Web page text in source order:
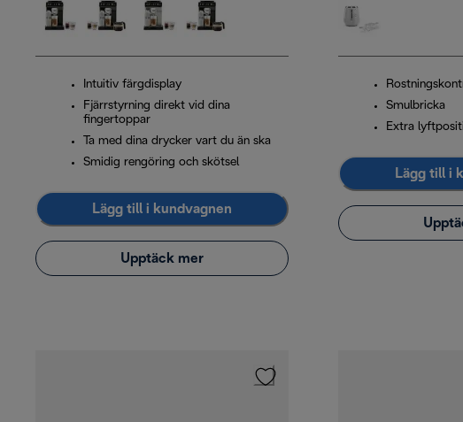
Intuitiv färgdisplay
Fjärrstyrning direkt vid dina
fingertoppar
Ta med dina drycker vart du än ska
Smidig rengöring och skötsel
Lägg till i kundvagnen
Upptäck mer
Smulbricka
Extra
Lägg till i